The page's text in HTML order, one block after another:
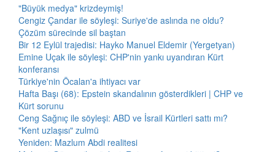
"Büyük medya" krizdeymiş!
Cengiz Çandar ile söyleşi: Suriye'de aslında ne oldu?
Çözüm sürecinde sil baştan
Bir 12 Eylül trajedisi: Hayko Manuel Eldemir (Yergetyan)
Emine Uçak ile söyleşi: CHP'nin yankı uyandıran Kürt
konferansı
Türkiye'nin Öcalan'a ihtiyacı var
Hafta Başı (68): Epstein skandalının gösterdikleri | CHP ve
Kürt sorunu
Ceng Sağnıç ile söyleşi: ABD ve İsrail Kürtleri sattı mı?
"Kent uzlaşısı" zulmü
Yeniden: Mazlum Abdi realitesi